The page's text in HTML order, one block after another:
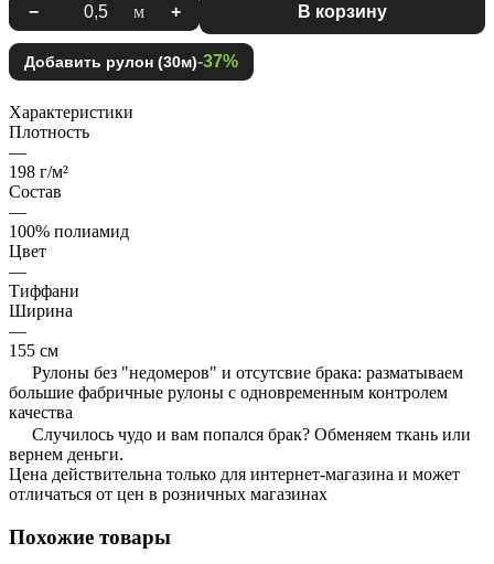
− м + В корзину
Добавить рулон (30м)-37%
Характеристики
Плотность
—
198 г/м²
Состав
—
100% полиамид
Цвет
—
Тиффани
Ширина
—
155 см
Рулоны без "недомеров" и отсутсвие брака: разматываем
большие фабричные рулоны с одновременным контролем
качества
Случилось чудо и вам попался брак? Обменяем ткань или
вернем деньги.
Цена действительна только для интернет-магазина и может
отличаться от цен в розничных магазинах
Похожие товары